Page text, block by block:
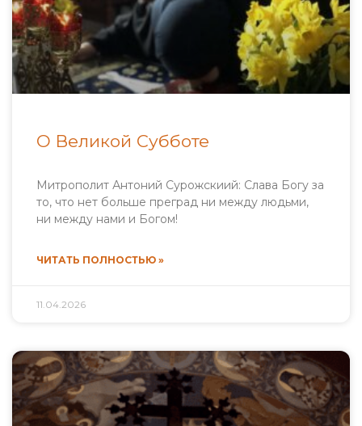
О Великой Субботе
Митрополит Антоний Сурожскиий: Слава Богу за
то, что нет больше преград ни между людьми,
ни между нами и Богом!
ЧИТАТЬ ПОЛНОСТЬЮ »
11.04.2026